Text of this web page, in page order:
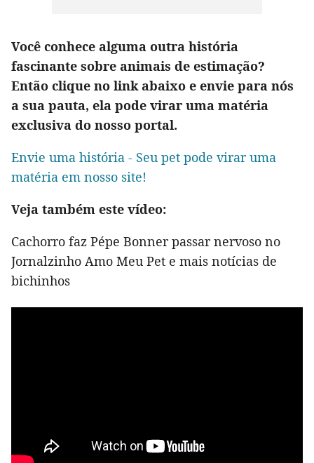
Você conhece alguma outra história
fascinante sobre animais de estimação?
Então clique no link abaixo e envie para nós
a sua pauta, ela pode virar uma matéria
exclusiva do nosso portal.
Envie uma história - Seu pet pode virar uma
matéria em nosso site!
Veja também este vídeo:
Cachorro faz Pépe Bonner passar nervoso no
Jornalzinho Amo Meu Pet e mais notícias de
bichinhos